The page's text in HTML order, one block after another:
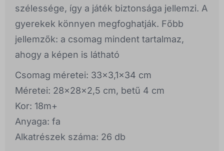
szélessége, így a játék biztonsága jellemzi. A
gyerekek könnyen megfoghatják. Főbb
jellemzők: a csomag mindent tartalmaz,
ahogy a képen is látható
Csomag méretei: 33x3,1x34 cm
Méretei: 28x28x2,5 cm, betű 4 cm
Kor: 18m+
Anyaga: fa
Alkatrészek száma: 26 db